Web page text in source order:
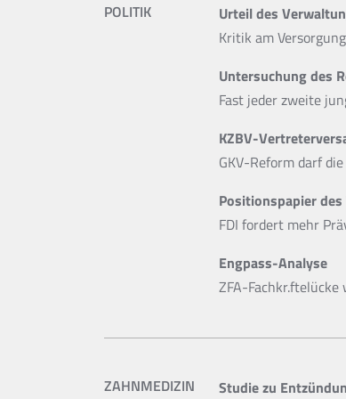
POLITIK
Urteil des
Kritik am
Untersuchung des
Fast jeder zweite
KZBV-
GKV-Reform darf
Positionspapier
FDI fordert mehr
Engpass-Analyse
ZFA-
ZAHNMEDIZIN
Studie zu